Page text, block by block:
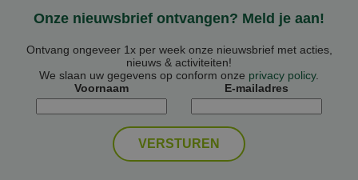
Onze nieuwsbrief ontvangen? Meld je aan!
Ontvang ongeveer 1x per week onze nieuwsbrief met acties,
nieuws & activiteiten!
We slaan uw gegevens op conform onze privacy policy.
Voornaam
E-mailadres